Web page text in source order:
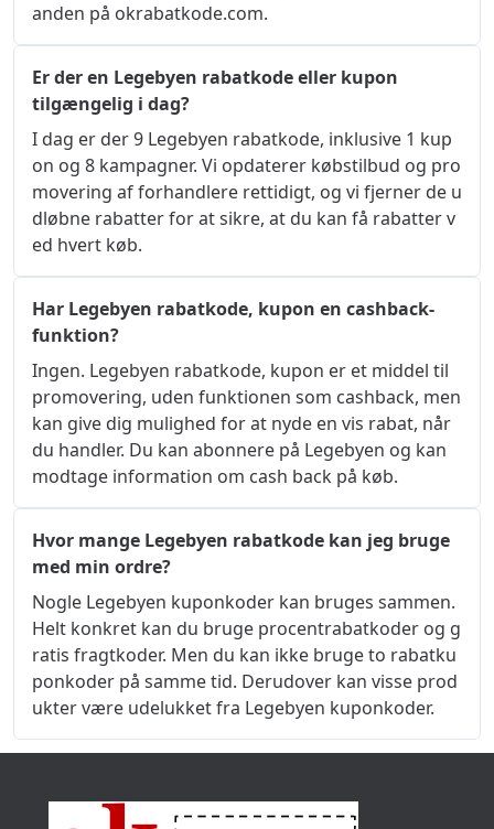
anden på okrabatkode.com.
Er der en Legebyen rabatkode eller kupon
tilgængelig i dag?
I dag er der 9 Legebyen rabatkode, inklusive 1 kup
on og 8 kampagner. Vi opdaterer købstilbud og pro
movering af forhandlere rettidigt, og vi fjerner de u
dløbne rabatter for at sikre, at du kan få rabatter v
ed hvert køb.
Har Legebyen rabatkode, kupon en cashback-
funktion?
Ingen. Legebyen rabatkode, kupon er et middel til
promovering, uden funktionen som cashback, men
kan give dig mulighed for at nyde en vis rabat, når
du handler. Du kan abonnere på Legebyen og kan
modtage information om cash back på køb.
Hvor mange Legebyen rabatkode kan jeg bruge
med min ordre?
Nogle Legebyen kuponkoder kan bruges sammen.
Helt konkret kan du bruge procentrabatkoder og g
ratis fragtkoder. Men du kan ikke bruge to rabatku
ponkoder på samme tid. Derudover kan visse prod
ukter være udelukket fra Legebyen kuponkoder.